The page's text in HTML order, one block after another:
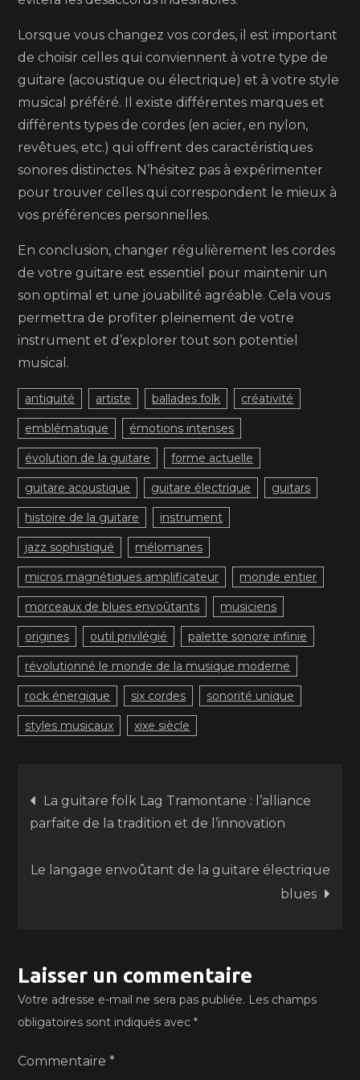
Lorsque vous changez vos cordes, il est important
de choisir celles qui conviennent à votre type de
guitare (acoustique ou électrique) et à votre style
musical préféré. Il existe différentes marques et
différents types de cordes (en acier, en nylon,
revêtues, etc.) qui offrent des caractéristiques
sonores distinctes. N’hésitez pas à expérimenter
pour trouver celles qui correspondent le mieux à
vos préférences personnelles.
En conclusion, changer régulièrement les cordes
de votre guitare est essentiel pour maintenir un
son optimal et une jouabilité agréable. Cela vous
permettra de profiter pleinement de votre
instrument et d’explorer tout son potentiel
musical.
antiquité artiste ballades folk créativité
emblématique émotions intenses
évolution de la guitare forme actuelle
guitare acoustique guitare électrique guitars
histoire de la guitare instrument
jazz sophistiqué mélomanes
micros magnétiques amplificateur monde entier
morceaux de blues envoûtants musiciens
origines outil privilégié palette sonore infinie
révolutionné le monde de la musique moderne
rock énergique six cordes sonorité unique
styles musicaux xixe siècle
Navigation
de
l’article
La guitare folk Lag Tramontane : l’alliance
parfaite de la tradition et de l’innovation
Le langage envoûtant de la guitare électrique
blues
Laisser un commentaire
Votre adresse e-mail ne sera pas publiée. Les champs
obligatoires sont indiqués avec*
Commentaire*